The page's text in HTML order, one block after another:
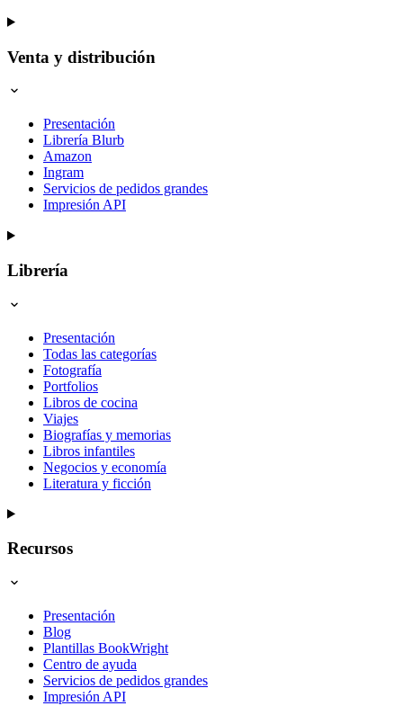
Venta y distribución
Presentación
Librería Blurb
Amazon
Ingram
Servicios de pedidos grandes
Impresión API
Librería
Presentación
Todas las categorías
Fotografía
Portfolios
Libros de cocina
Viajes
Biografías y memorias
Libros infantiles
Negocios y economía
Literatura y ficción
Recursos
Presentación
Blog
Plantillas BookWright
Centro de ayuda
Servicios de pedidos grandes
Impresión API